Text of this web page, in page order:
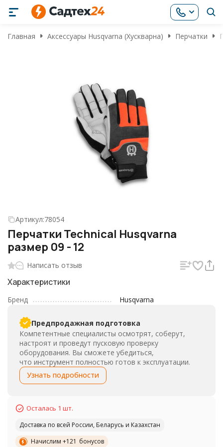
Главная Аксессуары Husqvarna (Хускварна) Перчатки
Артикул:78054
Перчатки Technical Husqvarna
размер 09 - 12
Написать отзыв
Характеристики
Бренд Husqvarna
Предпродажная подготовка
Компетентные специалисты осмотрят, соберут,
настроят и проведут пусковую проверку
оборудования. Вы сможете убедиться,
что инструмент полностью готов к эксплуатации.
Узнать подробности
Осталась 1 шт.
Доставка по всей России, Беларусь и Казахстан
Начислим +121 бонусов